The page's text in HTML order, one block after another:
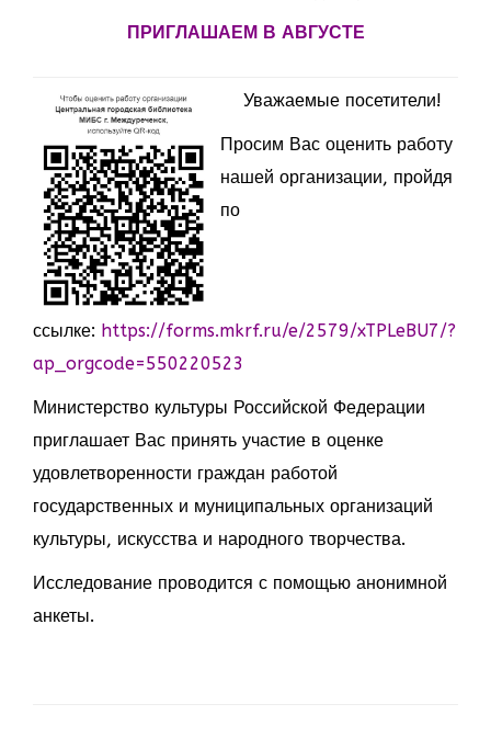
ПРИГЛАШАЕМ В АВГУСТЕ
Уважаемые посетители!
Просим Вас оценить работу
нашей организации, пройдя
по
ссылке: https://forms.mkrf.ru/e/2579/xTPLeBU7/?
ap_orgcode=550220523
Министерство культуры Российской Федерации
приглашает Вас принять участие в оценке
удовлетворенности граждан работой
государственных и муниципальных организаций
культуры, искусства и народного творчества.
Исследование проводится с помощью анонимной
анкеты.